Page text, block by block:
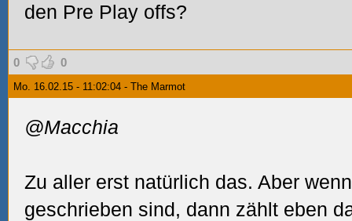
den Pre Play offs?
0 0
Mo. 16.02.15 - 11:02:04 - The Marmot
@Macchia
Zu aller erst natürlich das. Aber
geschrieben sind, dann zählt eben